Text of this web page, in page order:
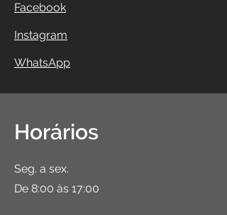
Facebook
Instagram
WhatsApp
Horários
Seg. a sex.
De 8:00 às 17:00